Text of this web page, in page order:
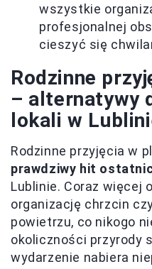
wszystkie
profesjonalnej
cieszyć się
Rodzinne
– alternatywy
lokali w
Rodzinne przyjęcia w
prawdziwy hit
Lublinie. Coraz więcej
organizację chrzcin
powietrzu, co nikogo
okoliczności przyrody
wydarzenie nabiera